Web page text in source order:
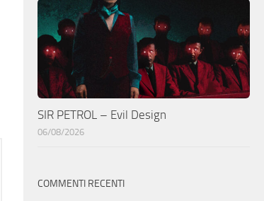
SIR PETROL – Evil Design
06/08/2026
COMMENTI RECENTI